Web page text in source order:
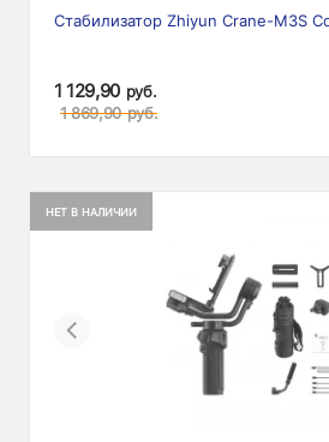
Стабилизатор Zhiyun Crane-M3S
1 129,90 руб.
1 869,90 руб.
НЕТ В НАЛИЧИИ
Previous